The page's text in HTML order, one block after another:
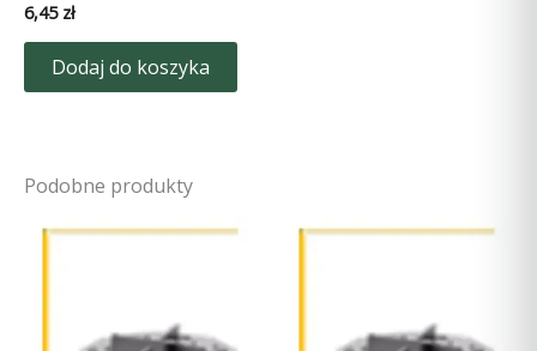
6,45 zł
Dodaj do koszyka
Podobne produkty